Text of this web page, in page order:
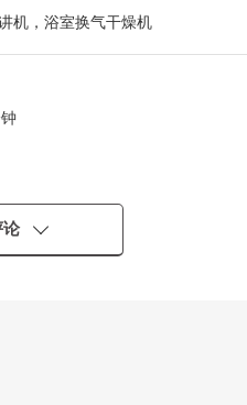
机，浴室换气干燥机
，便于生活
论